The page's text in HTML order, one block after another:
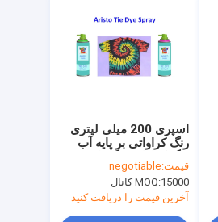
اسپری 200 میلی لیتری
رنگ کراواتی بر پایه آب
قابل شستشو
قیمت:negotiable
MOQ:15000 کانال
آخرین قیمت را دریافت کنید